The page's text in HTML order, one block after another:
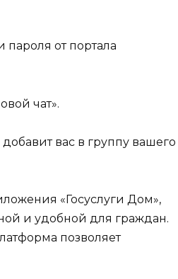
от портала
чат».
вас в группу вашего
«Госуслуги Дом»,
и удобной для граждан.
позволяет